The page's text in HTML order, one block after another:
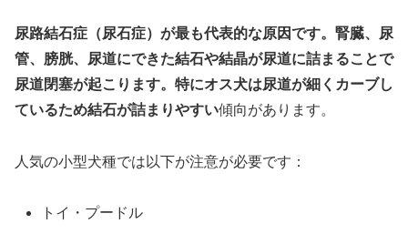
尿路結石症（尿石症） が最も代表的な原因です。腎臓、尿
管、膀胱、尿道にできた結石や結晶が尿道に詰まることで
尿道閉塞が起こります。特にオス犬は尿道が細くカーブし
ているため結石が詰まりやすい傾向があります。
人気の小型犬種では以下が注意が必要です：
トイ・プードル